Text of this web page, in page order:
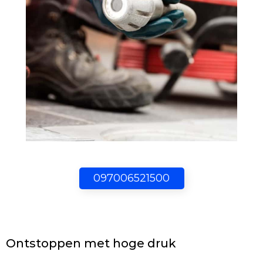
097006521500
Ontstoppen met hoge druk